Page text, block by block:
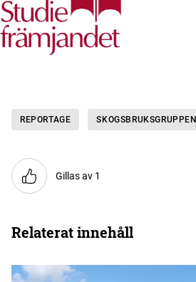
REPORTAGE SKOGSBRUKSGRUPPEN
Gillas av 1
Relaterat innehåll